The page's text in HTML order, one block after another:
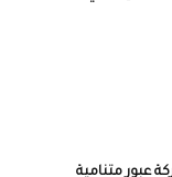
عبور متنامية